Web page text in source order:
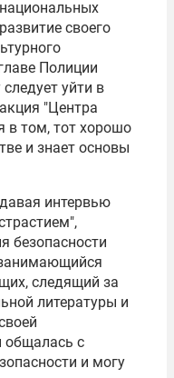
своего
Полиции
уйти в
"Центра
в том, тот хорошо
и знает основы
интервью
безопасности
следящий за
литературы и
общалась с
и могу